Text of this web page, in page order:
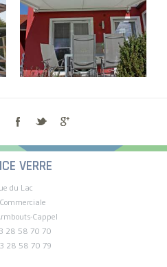
VERRE
du Lac
Cappel
28 58 70 70
28 58 70 79